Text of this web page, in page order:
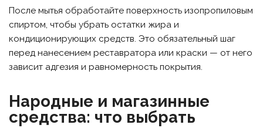
После мытья обработайте поверхность изопропиловым
спиртом, чтобы убрать остатки жира и
кондиционирующих средств. Это обязательный шаг
перед нанесением реставратора или краски — от него
зависит адгезия и равномерность покрытия.
Народные и магазинные
средства: что выбрать